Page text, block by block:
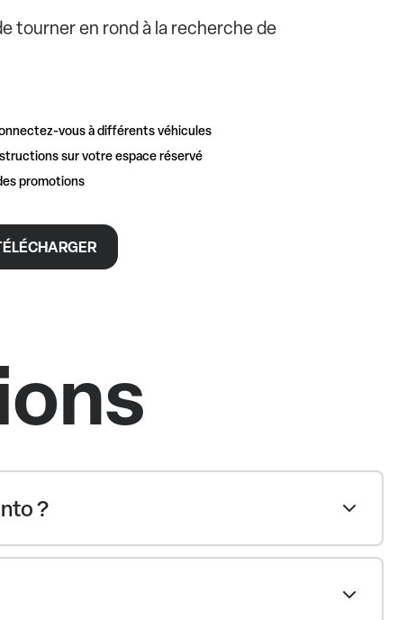
tourner en rond à la recherche de
vous à différents véhicules
sur votre espace réservé
promotions
?